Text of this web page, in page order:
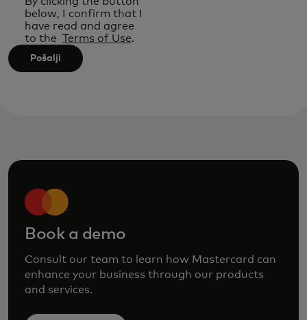
below, I confirm that I
have read and agree
to the Terms of Use.
Pošalji
Book a demo
Consult our team to learn how Mastercard can
enhance your business through our products
and services.